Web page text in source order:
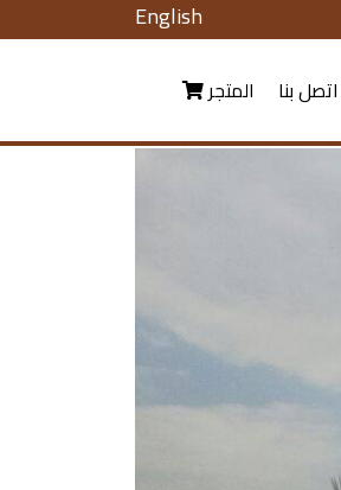
English
اتصل بنا المتجر